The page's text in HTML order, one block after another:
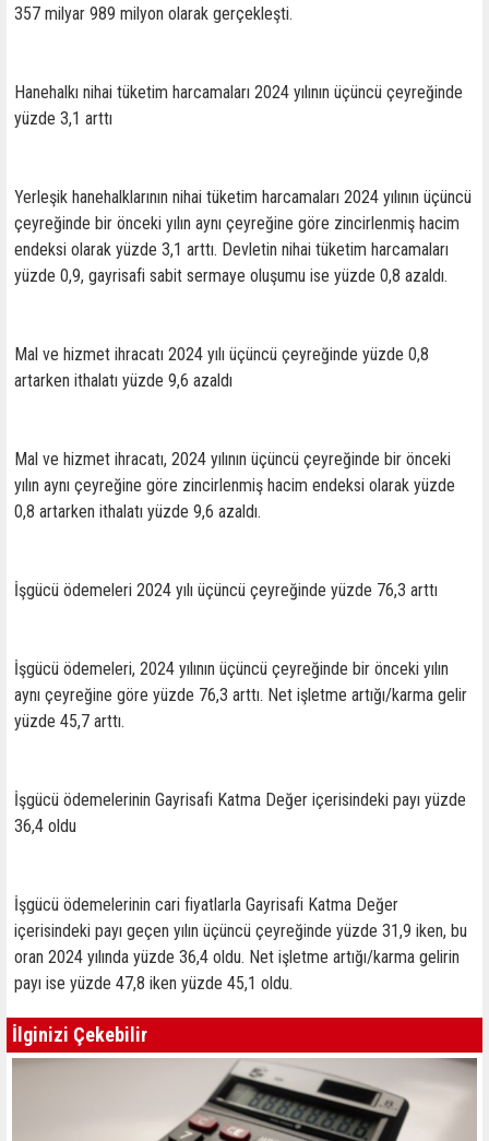
357 milyar 989 milyon olarak gerçekleşti.
Hanehalkı nihai tüketim harcamaları 2024 yılının üçüncü çeyreğinde
yüzde 3,1 arttı
Yerleşik hanehalklarının nihai tüketim harcamaları 2024 yılının üçüncü
çeyreğinde bir önceki yılın aynı çeyreğine göre zincirlenmiş hacim
endeksi olarak yüzde 3,1 arttı. Devletin nihai tüketim harcamaları
yüzde 0,9, gayrisafi sabit sermaye oluşumu ise yüzde 0,8 azaldı.
Mal ve hizmet ihracatı 2024 yılı üçüncü çeyreğinde yüzde 0,8
artarken ithalatı yüzde 9,6 azaldı
Mal ve hizmet ihracatı, 2024 yılının üçüncü çeyreğinde bir önceki
yılın aynı çeyreğine göre zincirlenmiş hacim endeksi olarak yüzde
0,8 artarken ithalatı yüzde 9,6 azaldı.
İşgücü ödemeleri 2024 yılı üçüncü çeyreğinde yüzde 76,3 arttı
İşgücü ödemeleri, 2024 yılının üçüncü çeyreğinde bir önceki yılın
aynı çeyreğine göre yüzde 76,3 arttı. Net işletme artığı/karma gelir
yüzde 45,7 arttı.
İşgücü ödemelerinin Gayrisafi Katma Değer içerisindeki payı yüzde
36,4 oldu
İşgücü ödemelerinin cari fiyatlarla Gayrisafi Katma Değer
içerisindeki payı geçen yılın üçüncü çeyreğinde yüzde 31,9 iken, bu
oran 2024 yılında yüzde 36,4 oldu. Net işletme artığı/karma gelirin
payı ise yüzde 47,8 iken yüzde 45,1 oldu.
İlginizi Çekebilir